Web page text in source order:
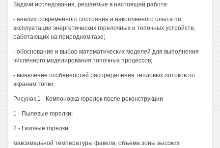
Задачи исследования, решаемые в настоящей работе:
- анализ современного состояния и накопленного опыта по
эксплуатации энергетических горелочных и топочных устройств,
работающих на природном газе;
- обоснование и выбор математических моделей для выполнения
численного моделирования топочных процессов;
- выявление особенностей распределения тепловых потоков по
экранам топки,
Рисунок 1 - Компоновка горелок после реконструкции
1 - Пылевые горелки;
2 - Газовые горелки
максимальной температуры факела, объема зоны высоких